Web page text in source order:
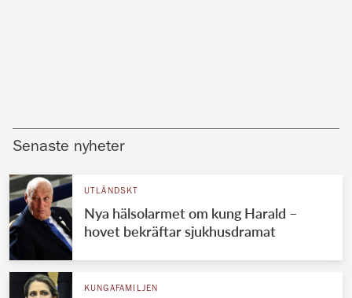
Senaste nyheter
UTLÄNDSKT
Nya hälsolarmet om kung Harald –
hovet bekräftar sjukhusdramat
KUNGAFAMILJEN